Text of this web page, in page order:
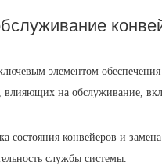
элементом
влияющих на обслуживание,
состояния конвейеров и
службы системы.